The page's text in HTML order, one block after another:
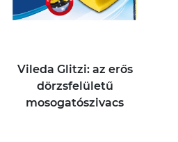
Vileda Glitzi: az erős
dörzsfelületű
mosogatószivacs